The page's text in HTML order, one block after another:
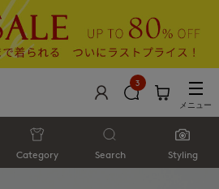
3
メニュー
Category Search Styling